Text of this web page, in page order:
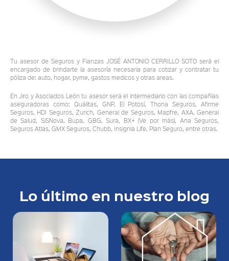
Tu asesor de Seguros y Fianzas JOSÉ ANTONIO CERRILLO SOTO será el
encargado de brindarte la asesoría necesaria para cotizar y contratar tu
póliza de: auto, hogar, pyme, gastos medicos y otras areas.
En Jiro y Asociados León tu asesor será el intermediario con las compañías
aseguradoras como: Quálitas, GNP, El Potosí, Thona Seguros, Afirme
Seguros, HDI Seguros, Zurich, General de Seguros, Mapfre, AXA, General
de Salud, SiSNova, Bupa, GBG, Sura, BX+ (Ve por más), Ana Seguros,
Seguros Atlas, GMX Seguros, Chubb, Insignia Life, Plan Seguro, entre otras.
Lo último en nuestro blog